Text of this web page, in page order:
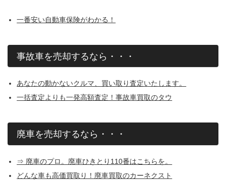
一番安い自動車保険がわかる！
事故車を売却するなら・・・
あなたの動かないクルマ、買い取り査定いたします。
一括査定よりも一発高額査定！事故車買取のタウ
廃車を売却するなら・・・
⇒ 廃車のプロ。廃車ひきとり110番はこちらを。
どんな車も高価買取り！廃車買取のカーネクスト